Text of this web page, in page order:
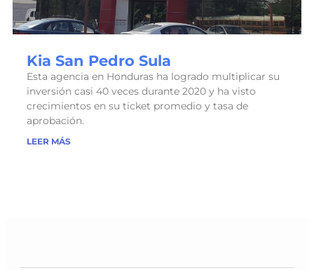
Kia San Pedro Sula
Esta agencia en Honduras ha logrado multiplicar su
inversión casi 40 veces durante 2020 y ha visto
crecimientos en su ticket promedio y tasa de
aprobación.
LEER MÁS